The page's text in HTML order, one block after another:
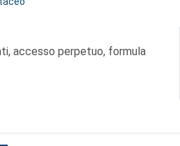
accesso perpetuo, formula